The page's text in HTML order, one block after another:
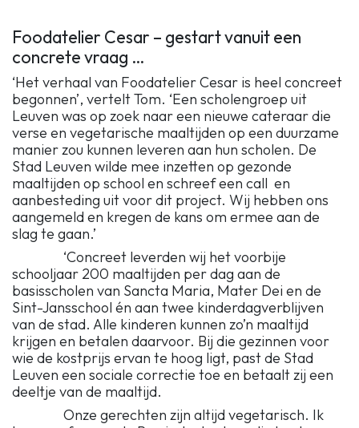
Foodatelier Cesar – gestart vanuit een
concrete vraag …
‘Het verhaal van Foodatelier Cesar is heel concreet
begonnen’, vertelt Tom. ‘Een scholengroep uit
Leuven was op zoek naar een nieuwe cateraar die
verse en vegetarische maaltijden op een duurzame
manier zou kunnen leveren aan hun scholen. De
Stad Leuven wilde mee inzetten op gezonde
maaltijden op school en schreef een call en
aanbesteding uit voor dit project. Wij hebben ons
aangemeld en kregen de kans om ermee aan de
slag te gaan.’
‘Concreet leverden wij het voorbije
schooljaar 200 maaltijden per dag aan de
basisscholen van Sancta Maria, Mater Dei en de
Sint-Jansschool én aan twee kinderdagverblijven
van de stad. Alle kinderen kunnen zo’n maaltijd
krijgen en betalen daarvoor. Bij die gezinnen voor
wie de kostprijs ervan te hoog ligt, past de Stad
Leuven een sociale correctie toe en betaalt zij een
deeltje van de maaltijd.
Onze gerechten zijn altijd vegetarisch. Ik